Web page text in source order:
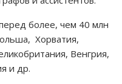
более, чем 40 млн
Хорватия,
Венгрия,
и др.